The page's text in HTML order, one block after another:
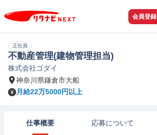
会員登録
正社員
不動産管理(建物管理担当)
株式会社ゴダイ
神奈川県鎌倉市大船
月給22万5000円以上
仕事概要 応募について